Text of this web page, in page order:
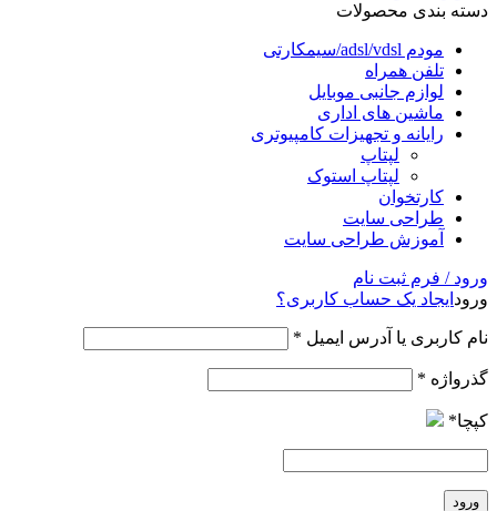
دسته بندی محصولات
مودم adsl/vdsl/سیمکارتی
تلفن همراه
لوازم جانبی موبایل
ماشین های اداری
رایانه و تجهیزات کامپیوتری
لپتاپ
لپتاپ استوک
کارتخوان
طراحی سایت
آموزش طراحی سایت
ورود / فرم ثبت نام
ورود ایجاد یک حساب کاربری؟
نام کاربری یا آدرس ایمیل *
گذرواژه *
کپچا*
ورود